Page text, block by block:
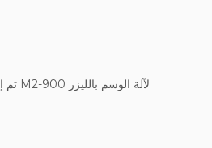
تم إطلاق الجيل الثاني من سلسلة M2-900 لآلة الوسم بالليزر